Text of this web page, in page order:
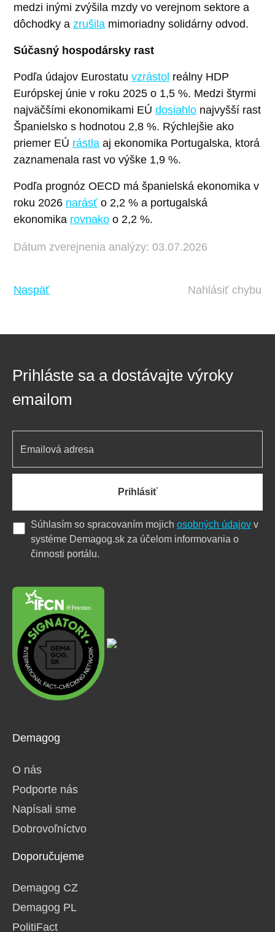
medzi inými zvýšila mzdy vo verejnom sektore a
dôchodky a zrušila mimoriadny solidárny odvod.
Súčasný hospodársky rast
Podľa údajov Eurostatu vzrástol reálny HDP
Európskej únie v roku 2025 o 1,5 %. Medzi štyrmi
najväčšími ekonomikami EÚ dosiahlo najvyšší rast
Španielsko s hodnotou 2,8 %. Rýchlejšie ako
priemer EÚ rástla aj ekonomika Portugalska, ktorá
zaznamenala rast vo výške 1,9 %.
Podľa prognóz OECD má španielská ekonomika v
roku 2026 narásť o 2,2 % a portugalská
ekonomika rovnako o 2,2 %.
Dátum zverejnenia analýzy: 03.07.2026
Naspäť Nahlásiť chybu
Demagog
O nás
Podporte nás
Napísali sme
Dobrovoľníctvo
Doporučujeme
Demagog CZ
Demagog PL
PolitiFact
Prihláste sa a dostávajte výroky
emailom
Prihlásiť
Súhlasím so spracovaním mojich osobných údajov v
systéme Demagog.sk za účelom informovania o
činnosti portálu.